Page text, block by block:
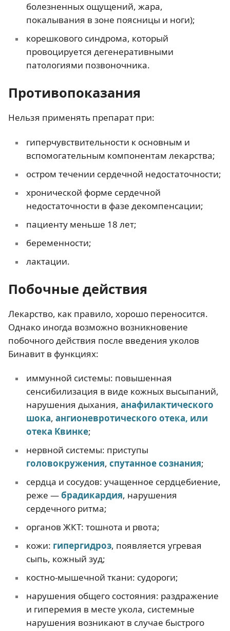
болезненных ощущений, жара,
покалывания в зоне поясницы и ноги);
корешкового синдрома, который
провоцируется дегенеративными
патологиями позвоночника.
Противопоказания
Нельзя применять препарат при:
гиперчувствительности к основным и
вспомогательным компонентам лекарства;
остром течении сердечной недостаточности;
хронической форме сердечной
недостаточности в фазе декомпенсации;
пациенту меньше 18 лет;
беременности;
лактации.
Побочные действия
Лекарство, как правило, хорошо переносится.
Однако иногда возможно возникновение
побочного действия после введения уколов
Бинавит в функциях:
иммунной системы: повышенная
сенсибилизация в виде кожных высыпаний,
нарушения дыхания, анафилактического
шока, ангионевротического отека, или
отека Квинке;
нервной системы: приступы
головокружения, спутанное сознания;
сердца и сосудов: учащенное сердцебиение,
реже —брадикардия, нарушения
сердечного ритма;
органов ЖКТ: тошнота и рвота;
кожи: гипергидроз, появляется угревая
сыпь, кожный зуд;
костно-мышечной ткани: судороги;
нарушения общего состояния: раздражение
и гиперемия в месте укола, системные
нарушения возникают в случае быстрого